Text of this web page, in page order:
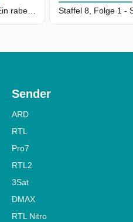
Sender
ARD
RTL
Pro7
RTL2
3Sat
DMAX
RTL Nitro